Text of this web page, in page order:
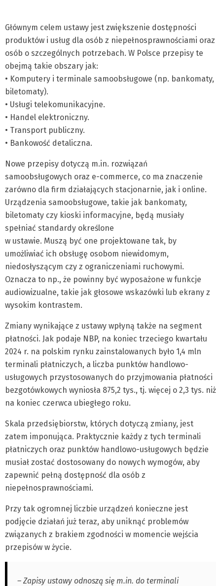
Głównym celem ustawy jest zwiększenie dostępności
produktów i usług dla osób z niepełnosprawnościami oraz
osób o szczególnych potrzebach. W Polsce przepisy te
obejmą takie obszary jak:
• Komputery i terminale samoobsługowe (np. bankomaty,
biletomaty).
• Usługi telekomunikacyjne.
• Handel elektroniczny.
• Transport publiczny.
• Bankowość detaliczna.
Nowe przepisy dotyczą m.in. rozwiązań
samoobsługowych oraz e-commerce, co ma znaczenie
zarówno dla firm działających stacjonarnie, jak i online.
Urządzenia samoobsługowe, takie jak bankomaty,
biletomaty czy kioski informacyjne, będą musiały
spełniać standardy określone
w ustawie. Muszą być one projektowane tak, by
umożliwiać ich obsługę osobom niewidomym,
niedosłyszącym czy z ograniczeniami ruchowymi.
Oznacza to np., że powinny być wyposażone w funkcje
audiowizualne, takie jak głosowe wskazówki lub ekrany z
wysokim kontrastem.
Zmiany wynikające z ustawy wpłyną także na segment
płatności. Jak podaje NBP, na koniec trzeciego kwartału
2024 r. na polskim rynku zainstalowanych było 1,4 mln
terminali płatniczych, a liczba punktów handlowo-
usługowych przystosowanych do przyjmowania płatności
bezgotówkowych wyniosła 875,2 tys., tj. więcej o 2,3 tys. niż
na koniec czerwca ubiegłego roku.
Skala przedsiębiorstw, których dotyczą zmiany, jest
zatem imponująca. Praktycznie każdy z tych terminali
płatniczych oraz punktów handlowo-usługowych będzie
musiał zostać dostosowany do nowych wymogów, aby
zapewnić pełną dostępność dla osób z
niepełnosprawnościami.
Przy tak ogromnej liczbie urządzeń konieczne jest
podjęcie działań już teraz, aby uniknąć problemów
związanych z brakiem zgodności w momencie wejścia
przepisów w życie.
– Zapisy ustawy odnoszą się m.in. do terminali